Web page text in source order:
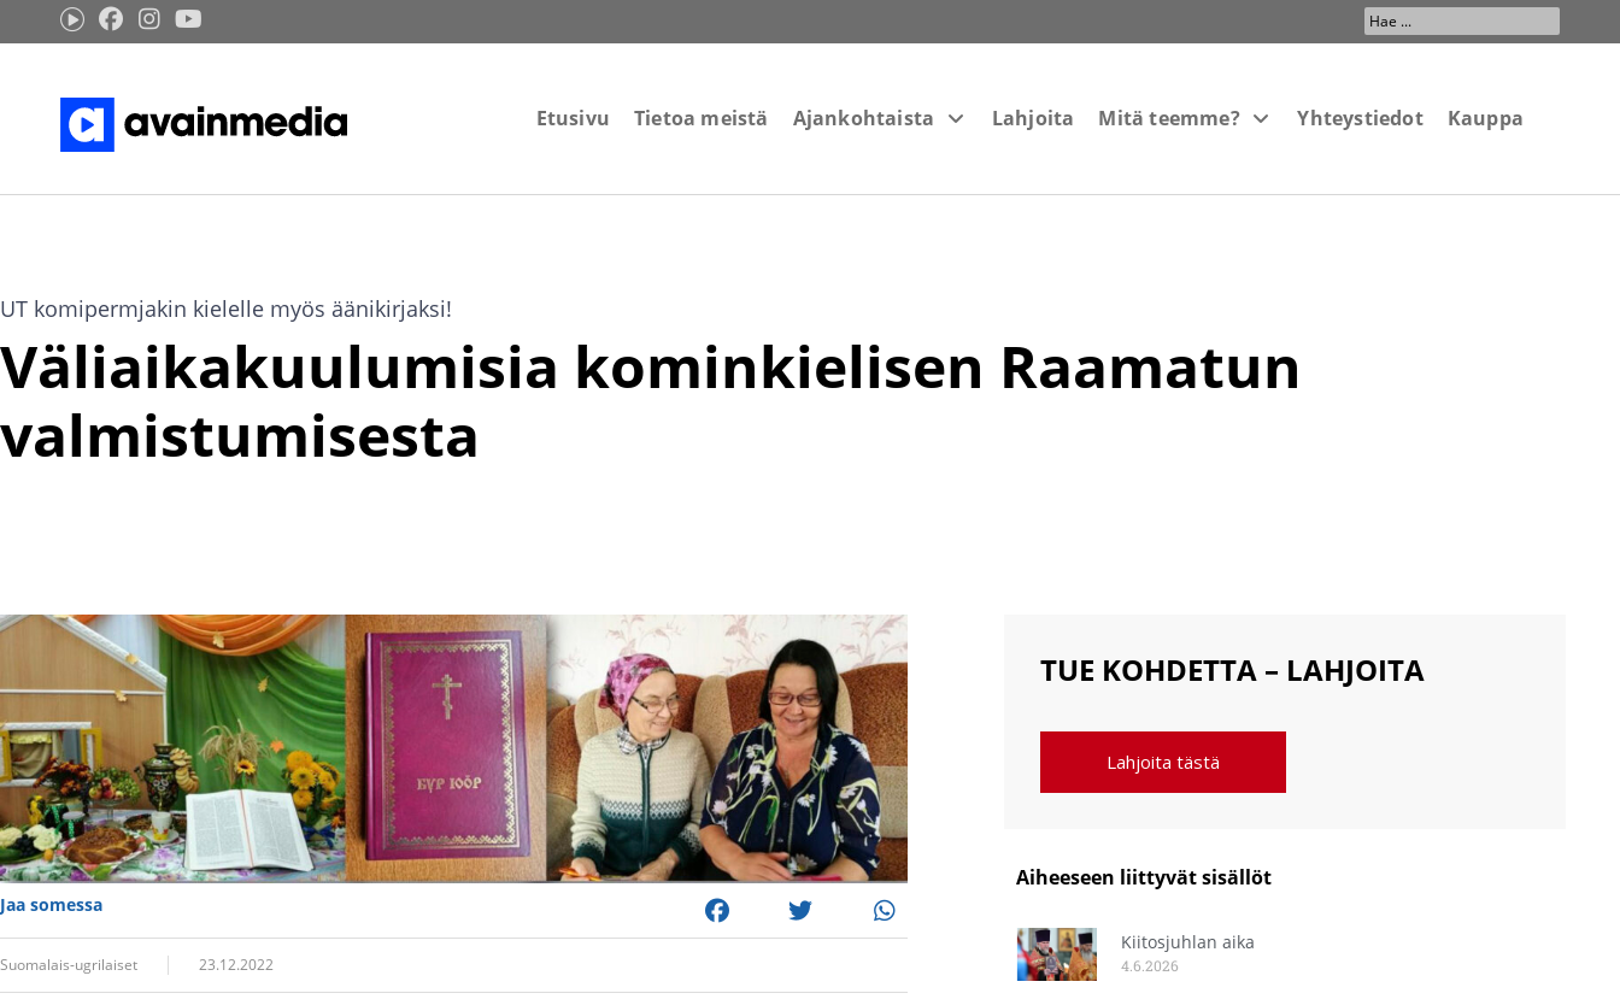
sisältöön
Search
...
Etusivu Tietoa meistä Ajankohtaista Lahjoita Mitä teemme? Yhteystiedot Kauppa
UT komipermjakin kielelle myös äänikirjaksi!
Väliaikakuulumisia kominkielisen Raamatun
valmistumisesta
Jaa somessa
Suomalais-ugrilaiset 23.12.2022
TUE KOHDETTA – LAHJOITA
Lahjoita tästä
Aiheeseen liittyvät sisällöt
Kiitosjuhlan aika
4.6.2026